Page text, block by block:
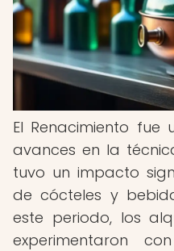
El Renacimiento
avances en la
tuvo un impacto
de cócteles y
este periodo, los
experimentaron